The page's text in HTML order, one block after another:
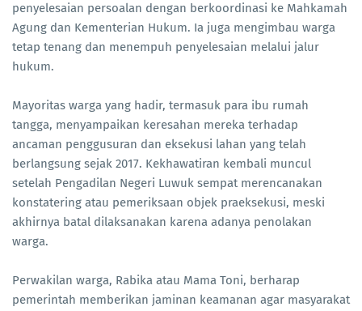
penyelesaian persoalan dengan berkoordinasi ke Mahkamah
Agung dan Kementerian Hukum. Ia juga mengimbau warga
tetap tenang dan menempuh penyelesaian melalui jalur
hukum.
Mayoritas warga yang hadir, termasuk para ibu rumah
tangga, menyampaikan keresahan mereka terhadap
ancaman penggusuran dan eksekusi lahan yang telah
berlangsung sejak 2017. Kekhawatiran kembali muncul
setelah Pengadilan Negeri Luwuk sempat merencanakan
konstatering atau pemeriksaan objek praeksekusi, meski
akhirnya batal dilaksanakan karena adanya penolakan
warga.
Perwakilan warga, Rabika atau Mama Toni, berharap
pemerintah memberikan jaminan keamanan agar masyarakat